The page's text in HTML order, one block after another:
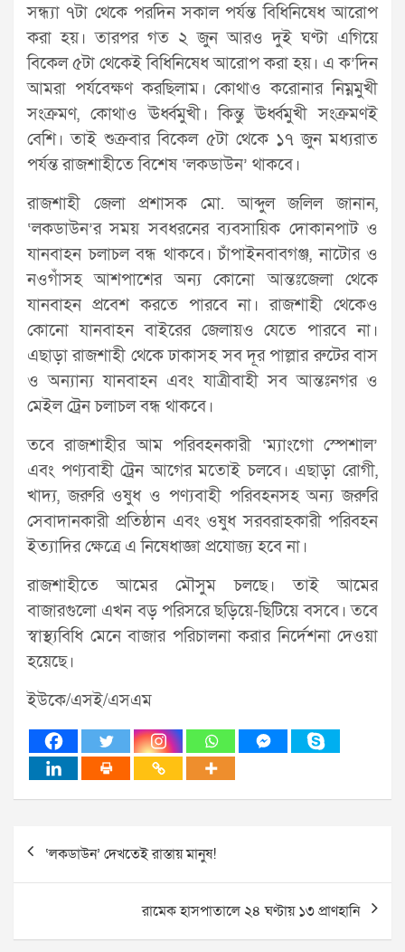
সন্ধ্যা ৭টা থেকে পরদিন সকাল পর্যন্ত বিধিনিষেধ আরোপ
করা হয়। তারপর গত ২ জুন আরও দুই ঘণ্টা এগিয়ে
বিকেল ৫টা থেকেই বিধিনিষেধ আরোপ করা হয়। এ ক’দিন
আমরা পর্যবেক্ষণ করছিলাম। কোথাও করোনার নিম্নমুখী
সংক্রমণ, কোথাও ঊর্ধ্বমুখী। কিন্তু ঊর্ধ্বমুখী সংক্রমণই
বেশি। তাই শুক্রবার বিকেল ৫টা থেকে ১৭ জুন মধ্যরাত
পর্যন্ত রাজশাহীতে বিশেষ ‘লকডাউন’ থাকবে।
রাজশাহী জেলা প্রশাসক মো. আব্দুল জলিল জানান,
‘লকডাউন’র সময় সবধরনের ব্যবসায়িক দোকানপাট ও
যানবাহন চলাচল বন্ধ থাকবে। চাঁপাইনবাবগঞ্জ, নাটোর ও
নওগাঁসহ আশপাশের অন্য কোনো আন্তঃজেলা থেকে
যানবাহন প্রবেশ করতে পারবে না। রাজশাহী থেকেও
কোনো যানবাহন বাইরের জেলায়ও যেতে পারবে না।
এছাড়া রাজশাহী থেকে ঢাকাসহ সব দূর পাল্লার রুটের বাস
ও অন্যান্য যানবাহন এবং যাত্রীবাহী সব আন্তঃনগর ও
মেইল ট্রেন চলাচল বন্ধ থাকবে।
তবে রাজশাহীর আম পরিবহনকারী ‘ম্যাংগো স্পেশাল’
এবং পণ্যবাহী ট্রেন আগের মতোই চলবে। এছাড়া রোগী,
খাদ্য, জরুরি ওষুধ ও পণ্যবাহী পরিবহনসহ অন্য জরুরি
সেবাদানকারী প্রতিষ্ঠান এবং ওষুধ সরবরাহকারী পরিবহন
ইত্যাদির ক্ষেত্রে এ নিষেধাজ্ঞা প্রযোজ্য হবে না।
রাজশাহীতে আমের মৌসুম চলছে। তাই আমের
বাজারগুলো এখন বড় পরিসরে ছড়িয়ে-ছিটিয়ে বসবে। তবে
স্বাস্থ্যবিধি মেনে বাজার পরিচালনা করার নির্দেশনা দেওয়া
হয়েছে।
ইউকে/এসই/এসএম
Post
navigation
‘লকডাউন’ দেখতেই রাস্তায় মানুষ!
রামেক হাসপাতালে ২৪ ঘণ্টায় ১৩ প্রাণহানি